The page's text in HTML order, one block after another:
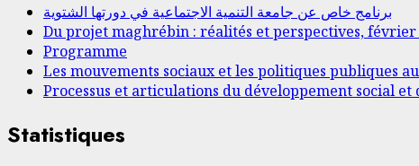
برنامج خاص عن جامعة التنمية الاجتماعية في دورتها الشتوية
Du projet maghrébin : réalités et perspectives, février
Programme
Les mouvements sociaux et les politiques publiques
Processus et articulations du développement social
Statistiques